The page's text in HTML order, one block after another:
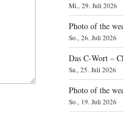
Mi., 29. Juli 2026
Photo of the
So., 26. Juli 2026
Das C‑Wort –
Sa., 25. Juli 2026
Photo of the
So., 19. Juli 2026